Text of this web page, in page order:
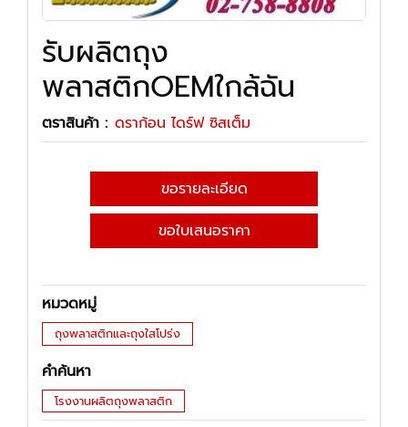
รับผลิตถุง
พลาสติกOEMใกล้ฉัน
ตราสินค้า : ดราก้อน ไดร์ฟ ซิสเต็ม
ขอรายละเอียด
ขอใบเสนอราคา
หมวดหมู่
ถุงพลาสติกและถุงใสโปร่ง
คำค้นหา
โรงงานผลิตถุงพลาสติก